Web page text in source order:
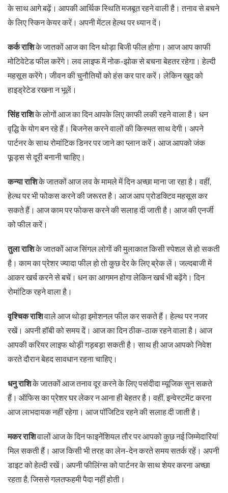
के साथ आगे बढ़ें। आपकी आर्थिक स्थिति मजबूत रहने वाली है। तनाव से बचने
के लिए स्किन केयर करें। अपनी मेंटल हेल्थ पर ध्यान दें।
कर्क राशिके जातकों आज का दिन थोड़ा बिजी फील होगा। आज आप काफी
मोटिवेटेड फील करेंगे। लव लाइफ में नोक-झोक से बचना बेहतर रहेगा। हेल्दी
महसूस करेंगे। जीवन की चुनौतियों को हंस कर पार करें। लेकिन खुद को
हाइड्रेटेड रखना न भूलें।
सिंह राशिके लोगों आज का दिन आपके लिए काफी लकी रहने वाला है। धन
वृद्धि के योग बन रहे हैं। बिजनेस करने वालों की किस्मत साथ देगी। अपने
पार्टनर के साथ रोमांटिक डिनर पर जाने का प्लान करें। आज आपको जंक
फूड्स से दूरी बनानी चाहिए।
कन्या राशिके जातकों आज लव के मामले में दिन अच्छा माना जा रहा है। वहीं,
हेल्थ पर भी फोकस करने की जरूरत है। आज आप प्रोडक्टिव महसूस कर
सकते हैं। आज काम पर फोकस करने की सलाह दी जाती है। आज की एनर्जी
को फील करें।
तुला राशिके जातकों आज सिंगल लोगों की मुलाकात किसी स्पेशल से हो सकती
है। काम का प्रेशर ज्यादा फील हो तो कुछ देर के लिए ब्रेक लें। जल्दबाजी में
आकर खर्च करने से बचें। धन का आगमन होगा लेकिन खर्च भी बढ़ेंगे। दिन
रोमांटिक रहने वाला है।
वृश्चिक राशिवाले आज थोड़ा इमोशनल फील कर सकते हैं। हेल्थ पर नजर
रखें। अपनी हॉबी को समय दें। आज का दिन ठीक-ठाक रहने वाला है। आज
आपकी करियर लाइफ थोड़ी गड़बड़ा सकती है। साथ ही आज आपको निवेश
करते दौरान बेहद सावधान रहना चाहिए।
धनु राशिके जातकों आज तनाव दूर करने के लिए पसंदीदा म्यूजिक सुन सकते
हैं। ऑफिस का प्रेशर घर लेकर न आना ही बेहतर है। वहीं, इन्वेस्टमेंट करना
आज लाभदायक नहीं रहेगा। आज पॉजिटिव रहने की सलाह दी जाती है।
मकर राशिवालों आज के दिन फाइनेंशियल तौर पर आपको कुछ नई जिम्मेदारियां
मिल सकती हैं। आज किसी भी तरह का लेन-देन करते समय सतर्क रहें। अपनी
डाइट को हेल्दी रखें। अपनी फीलिंग्स को पार्टनर के साथ शेयर करना अच्छा
रहता है, जिससे गलतफहमी पैदा नहीं होती।